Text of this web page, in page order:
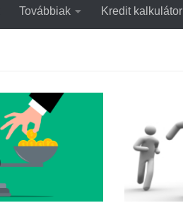
Továbbiak Kredit kalkulátor